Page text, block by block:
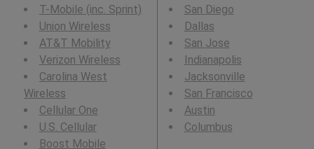
T-Mobile (inc. Sprint)
Union Wireless
AT&T Mobility
Verizon Wireless
Carolina West
Wireless
Cellular One
U.S. Cellular
Boost Mobile
San Diego
Dallas
San Jose
Indianapolis
Jacksonville
San Francisco
Austin
Columbus